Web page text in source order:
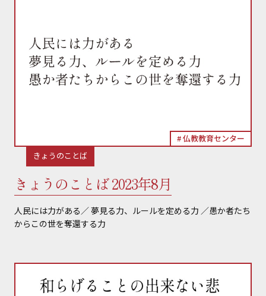
仏教教育センター
きょうのことば
きょうのことば 2023年8月
人民には力がある／ 夢見る力、ルールを定める力 ／愚か者たち
からこの世を奪還する力